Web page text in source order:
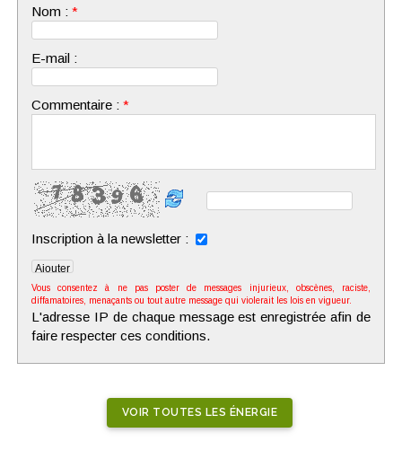
Nom : *
E-mail :
Commentaire : *
Inscription à la newsletter :
Vous consentez à ne pas poster de messages injurieux, obscènes, raciste,
diffamatoires, menaçants ou tout autre message qui violerait les lois en vigueur.
L'adresse IP de chaque message est enregistrée afin de
faire respecter ces conditions.
VOIR TOUTES LES ÉNERGIE